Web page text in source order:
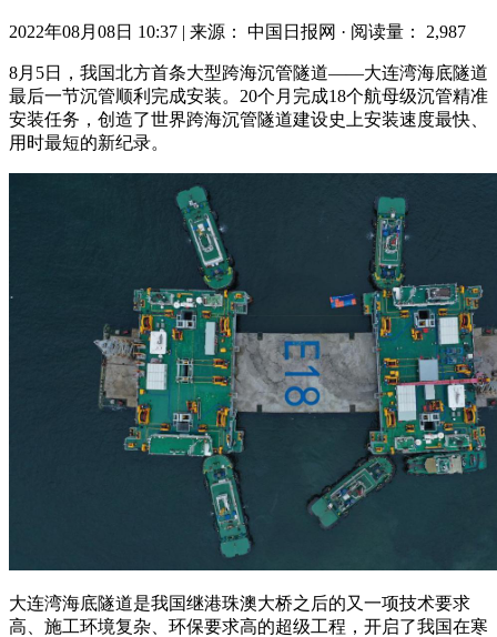
2022年08月08日 10:37 | 来源： 中国日报网 · 阅读量： 2,987
8月5日，我国北方首条大型跨海沉管隧道——大连湾海底隧道
最后一节沉管顺利完成安装。20个月完成18个航母级沉管精准
安装任务，创造了世界跨海沉管隧道建设史上安装速度最快、
用时最短的新纪录。
大连湾海底隧道是我国继港珠澳大桥之后的又一项技术要求
高、施工环境复杂、环保要求高的超级工程，开启了我国在寒